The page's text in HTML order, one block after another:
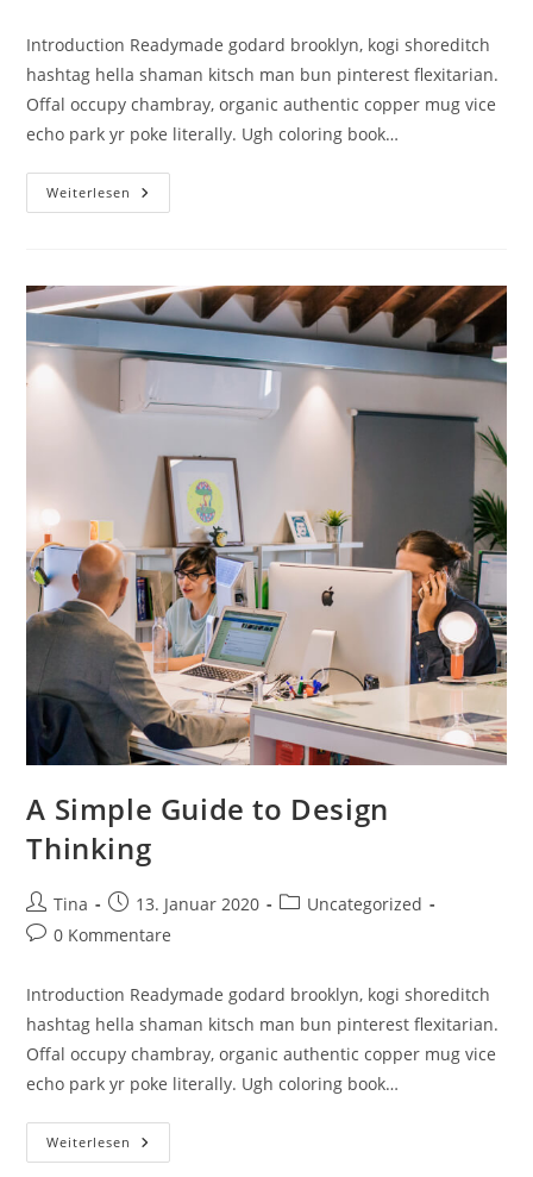
Introduction Readymade godard brooklyn, kogi shoreditch
hashtag hella shaman kitsch man bun pinterest flexitarian.
Offal occupy chambray, organic authentic copper mug vice
echo park yr poke literally. Ugh coloring book…
Weiterlesen Best
Calligraphy
A Simple Guide to Design
Thinking
Beitrags-
Autor:
Tina
Beitrag
veröffentlicht:
13. Januar 2020
Beitrags-
Uncategorized
Beitrags-
0 Kommentare
Introduction Readymade godard brooklyn, kogi shoreditch
hashtag hella shaman kitsch man bun pinterest flexitarian.
Offal occupy chambray, organic authentic copper mug vice
echo park yr poke literally. Ugh coloring book…
Weiterlesen A
Simple